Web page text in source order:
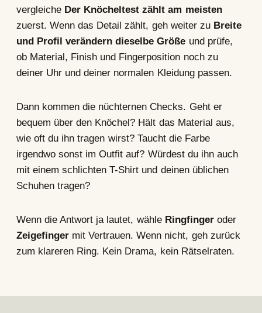
vergleiche Der Knöcheltest zählt am meisten
zuerst. Wenn das Detail zählt, geh weiter zu Breite
und Profil verändern dieselbe Größe und prüfe,
ob Material, Finish und Fingerposition noch zu
deiner Uhr und deiner normalen Kleidung passen.
Dann kommen die nüchternen Checks. Geht er
bequem über den Knöchel? Hält das Material aus,
wie oft du ihn tragen wirst? Taucht die Farbe
irgendwo sonst im Outfit auf? Würdest du ihn auch
mit einem schlichten T-Shirt und deinen üblichen
Schuhen tragen?
Wenn die Antwort ja lautet, wähle Ringfingeroder
Zeigefinger mit Vertrauen. Wenn nicht, geh zurück
zum klareren Ring. Kein Drama, kein Rätselraten.